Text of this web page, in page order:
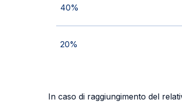
40%
20%
In caso di raggiungimento del